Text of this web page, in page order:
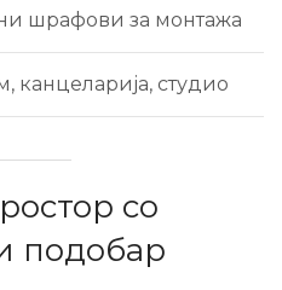
шрафови за монтажа
канцеларија, студио
со
подобар